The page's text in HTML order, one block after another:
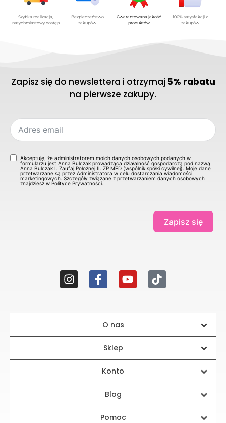
Szybka realizacja,
natychmiastowy dostęp
Bezpieczeństwo
zakupów
Gwarantowana jakość
produktów
100% satysfakcji z
zakupów
Zapisz się do newslettera i otrzymaj 5% rabatu
na pierwsze zakupy.
Akceptuję, że administratorem moich danych osobowych podanych w
formularzu jest Anna Bulczak prowadząca działalność gospodarczą pod nazwą
Anna Bulczak I. Zaufaj Położnej II. ZP MED (wspólnik spółki cywilnej). Moje dane
przetwarzane są przez Administratora w celu dostarczania wiadomości
marketingowych. Szczegóły związane z przetwarzaniem danych osobowych
znajdziesz w Polityce Prywatności.
Zapisz się
O nas
Sklep
Konto
Blog
Pomoc